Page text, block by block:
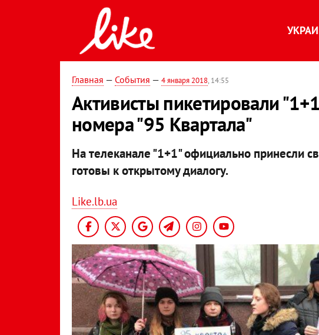
Главная — События — 4 января 2018, 14:55
Активисты пикетировали
номера "95 Квартала"
На телеканале "1+1" официально принесли
готовы к открытому диалогу.
Like.lb.ua